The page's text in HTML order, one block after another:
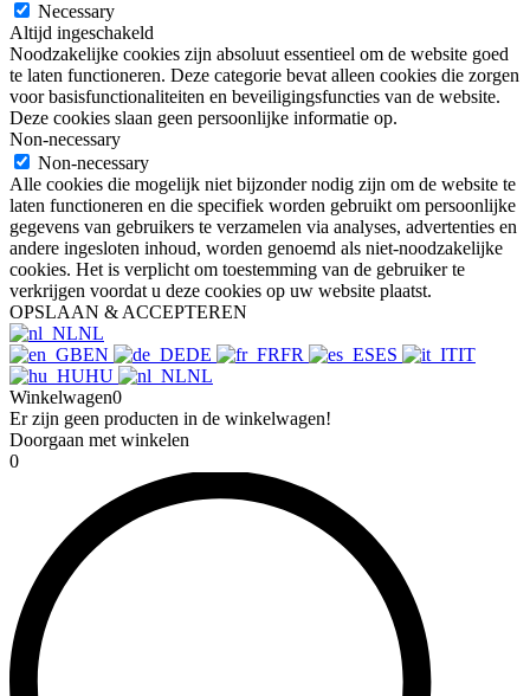
Necessary
Altijd ingeschakeld
Noodzakelijke cookies zijn absoluut essentieel om de website goed
te laten functioneren. Deze categorie bevat alleen cookies die zorgen
voor basisfunctionaliteiten en beveiligingsfuncties van de website.
Deze cookies slaan geen persoonlijke informatie op.
Non-necessary
Non-necessary
Alle cookies die mogelijk niet bijzonder nodig zijn om de website te
laten functioneren en die specifiek worden gebruikt om persoonlijke
gegevens van gebruikers te verzamelen via analyses, advertenties en
andere ingesloten inhoud, worden genoemd als niet-noodzakelijke
cookies. Het is verplicht om toestemming van de gebruiker te
verkrijgen voordat u deze cookies op uw website plaatst.
OPSLAAN & ACCEPTEREN
NL
EN
DE FR ES
IT
HU
NL
Winkelwagen0
Er zijn geen producten in de winkelwagen!
Doorgaan met winkelen
0